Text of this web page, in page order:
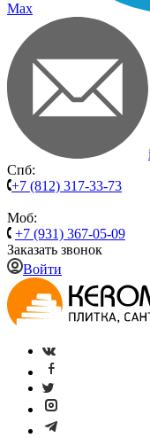
Max
Спб:
+7 (812) 317-33-73
Моб:
+7 (931) 367-05-09
Заказать звонок
Войти